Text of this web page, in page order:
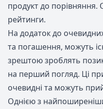
продукт до порівняння.
рейтинги.
На додаток до
та погашення, можуть
зрештою зроблять
на перший погляд. Ці
очевидні та можуть
Однією з